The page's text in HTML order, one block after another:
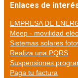
Enlaces de
EMPRESA DE
Meep - movilidad
Sistemas solares
Realiza una PQRS
Suspensiones
Paga tu factura